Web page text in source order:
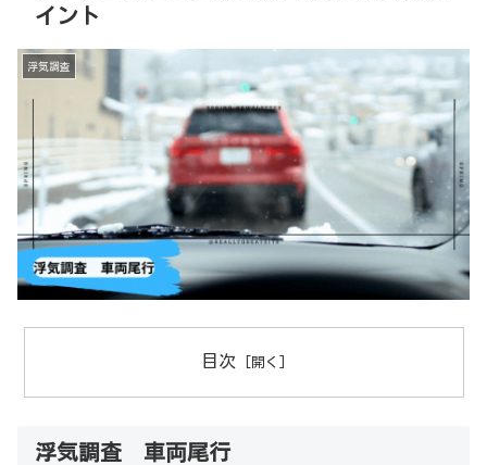
イント
浮気調査
目次
浮気調査 車両尾行